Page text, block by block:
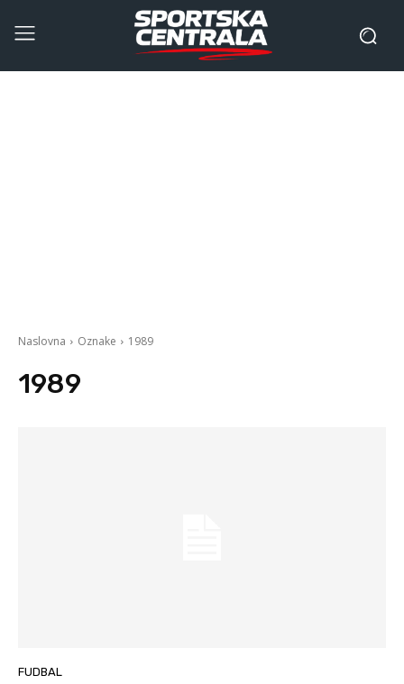
Naslovna Oznake 1989
1989
FUDBAL